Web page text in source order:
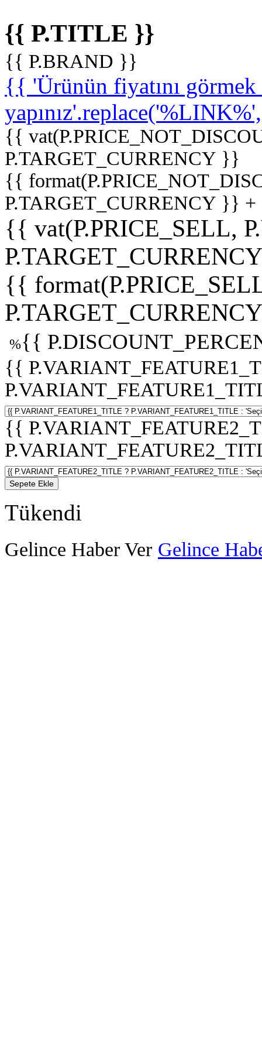
{{ P.TITLE }}
{{ P.BRAND }}
{{ 'Ürünün fiyatını
{{
P.TARGET_CURRENCY }}
{{
P.TARGET_CURRENCY }}
{{ vat(P.PRICE_SELL,
{{
%{{
{{
{{
Sepete Ekle
Tükendi
Gelince Haber Ver Gelince